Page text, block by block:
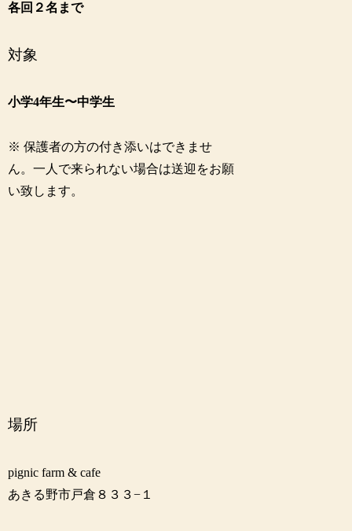
各回２名まで
対象
小学4年生〜中学生
※ 保護者の方の付き添いはできませ
ん。一人で来られない場合は送迎をお願
い致します。
場所
pignic farm & cafe
あきる野市戸倉８３３−１